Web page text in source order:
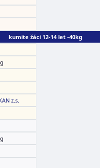
kumite žáci 12-14 let -40kg
z.s.